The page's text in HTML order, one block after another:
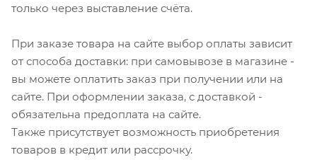
только через выставление счёта.
При заказе товара на сайте выбор оплаты зависит
от способа доставки: при самовывозе в магазине -
вы можете оплатить заказ при получении или на
сайте. При оформлении заказа, с доставкой -
обязательна предоплата на сайте.
Также присутствует возможность приобретения
товаров в кредит или рассрочку.